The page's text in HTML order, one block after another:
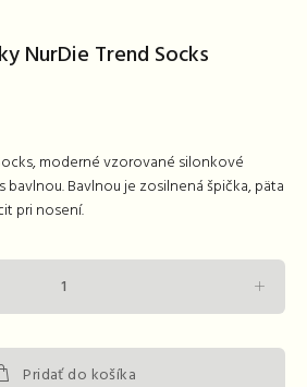
NurDie Trend Socks
moderné vzorované silonkové
Bavlnou je zosilnená špička, päta
pri nosení.
Pridať do košíka